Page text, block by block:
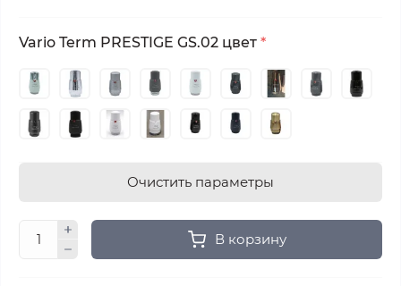
Vario Term PRESTIGE GS.02 цвет *
Очистить параметры
В корзину